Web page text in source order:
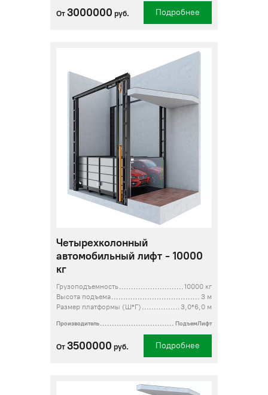
От 3000000 руб. Подробнее
Четырехколонный
автомобильный лифт - 10000
кг
Грузоподъемность
10000 кг
Высота подъема
3 м
Размер платформы (Ш*Г)
3,0*6,0 м
Производитель ПодъемЛифт
От 3500000 руб. Подробнее